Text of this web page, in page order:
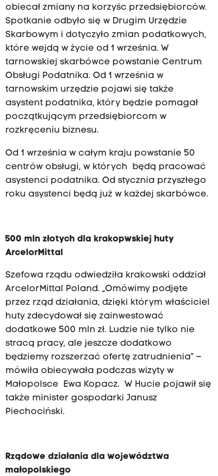
obiecał zmiany na korzyśc przedsiębiorców.
Spotkanie odbyło się w Drugim Urzędzie
Skarbowym i dotyczyło zmian podatkowych,
które wejdą w życie od 1 września. W
tarnowskiej skarbówce powstanie Centrum
Obsługi Podatnika. Od 1 września w
tarnowskim urzędzie pojawi się także
asystent podatnika, który będzie pomagał
początkującym przedsiębiorcom w
rozkręceniu biznesu.
Od 1 września w całym kraju powstanie 50
centrów obsługi, w których będą pracować
asystenci podatnika. Od stycznia przyszłego
roku asystenci będą już w każdej skarbówce.
500 mln złotych dla krakopwskiej huty
ArcelorMittal
Szefowa rządu odwiedziła krakowski oddział
ArcelorMittal Poland.
Omówimy podjęte
przez rząd działania, dzięki którym właściciel
huty zdecydował się zainwestować
dodatkowe 500 mln zł. Ludzie nie tylko nie
stracą pracy, ale jeszcze dodatkowo
będziemy rozszerzać ofertę zatrudnienia –
mówiła obiecywała podczas wizyty w
Małopolsce Ewa Kopacz. W Hucie pojawił się
także minister gospodarki Janusz
Piechociński.
Rządowe działania dla województwa
małopolskiego